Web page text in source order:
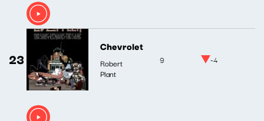
23
Chevrolet
Robert
Plant
9 -4